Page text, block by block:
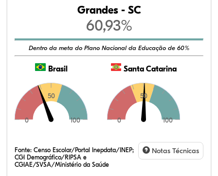
Grandes - SC
60,93%
Dentro da meta do Plano Nacional da Educação de 60%
Brasil
0
50
100
Santa Catarina
0
50
100
Fonte: Censo Escolar/Portal Inepdata/INEP;
CGI Demográfico/RIPSA e
CGIAE/SVSA/Ministério da Saúde
Notas Técnicas